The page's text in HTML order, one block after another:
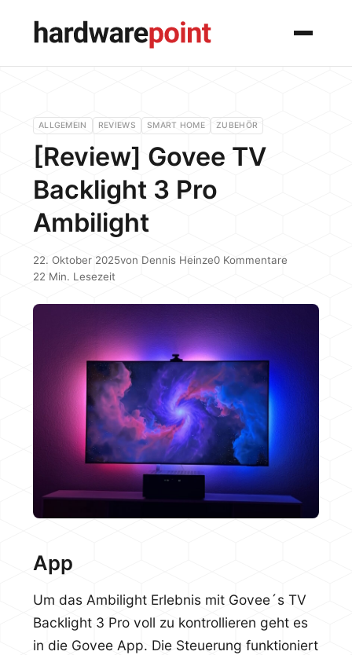
Menü
ALLGEMEIN REVIEWS SMART HOME ZUBEHÖR
[Review] Govee TV
Backlight 3 Pro
Ambilight
22. Oktober 2025von Dennis Heinze0 Kommentare
22 Min. Lesezeit
App
Um das Ambilight Erlebnis mit Govee´s TV
Backlight 3 Pro voll zu kontrollieren geht es
in die Govee App. Die Steuerung funktioniert